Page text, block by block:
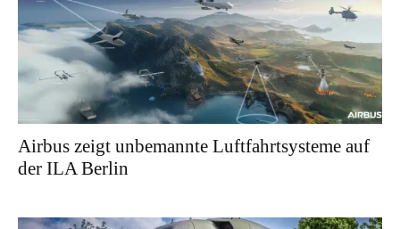
Airbus zeigt unbemannte Luftfahrtsysteme auf
der ILA Berlin